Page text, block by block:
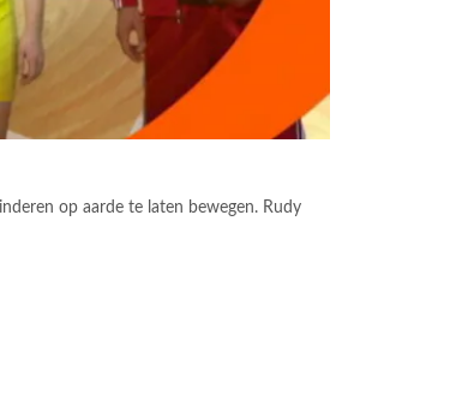
op aarde te laten bewegen. Rudy